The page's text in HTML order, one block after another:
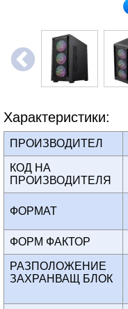
Характеристики:
ПРОИЗВОДИТЕЛ
КОД НА
ПРОИЗВОДИТЕЛЯ
ФОРМАТ
ФОРМ ФАКТОР
РАЗПОЛОЖЕНИЕ
ЗАХРАНВАЩ БЛОК